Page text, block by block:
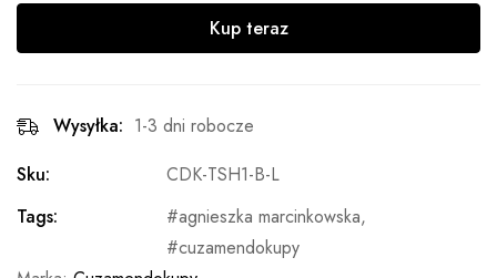
Kup teraz
Wysyłka: 1-3 dni robocze
Sku:
CDK-TSH1-B-L
Tags:
agnieszka marcinkowska,
cuzamendokupy